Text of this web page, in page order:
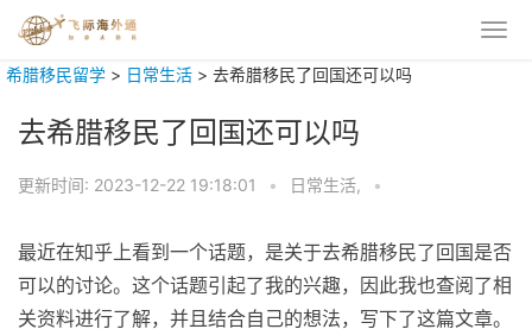
希腊移民留学 > 日常生活 > 去希腊移民了回国还可以吗
去希腊移民了回国还可以吗
更新时间: 2023-12-22 19:18:01 • 日常生活, •
最近在知乎上看到一个话题，是关于去希腊移民了回国是否
可以的讨论。这个话题引起了我的兴趣，因此我也查阅了相
关资料进行了解，并且结合自己的想法，写下了这篇文章。